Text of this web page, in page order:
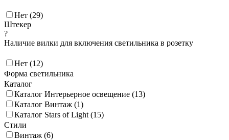
Нет (29)
Штекер
?
Наличие вилки для включения светильника в розетку
Нет (12)
Форма светильника
Каталог
Каталог Интерьерное освещение (13)
Каталог Винтаж (1)
Каталог Stars of Light (15)
Стили
Винтаж (6)